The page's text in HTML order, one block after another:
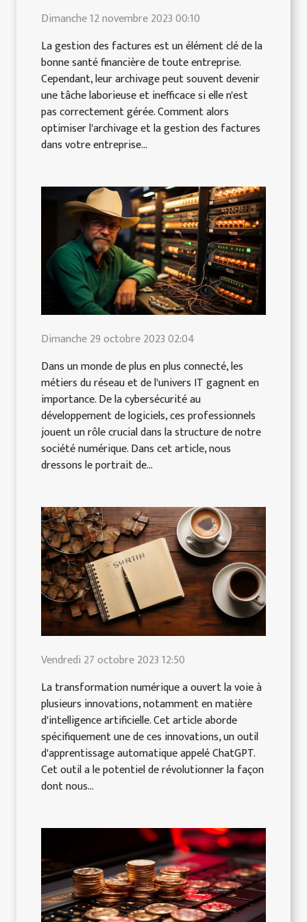
Dimanche 12 novembre 2023 00:10
La gestion des factures est un élément clé de la
bonne santé financière de toute entreprise.
Cependant, leur archivage peut souvent devenir
une tâche laborieuse et inefficace si elle n'est
pas correctement gérée. Comment alors
optimiser l'archivage et la gestion des factures
dans votre entreprise...
Dimanche 29 octobre 2023 02:04
Dans un monde de plus en plus connecté, les
métiers du réseau et de l'univers IT gagnent en
importance. De la cybersécurité au
développement de logiciels, ces professionnels
jouent un rôle crucial dans la structure de notre
société numérique. Dans cet article, nous
dressons le portrait de...
Vendredi 27 octobre 2023 12:50
La transformation numérique a ouvert la voie à
plusieurs innovations, notamment en matière
d'intelligence artificielle. Cet article aborde
spécifiquement une de ces innovations, un outil
d'apprentissage automatique appelé ChatGPT.
Cet outil a le potentiel de révolutionner la façon
dont nous...